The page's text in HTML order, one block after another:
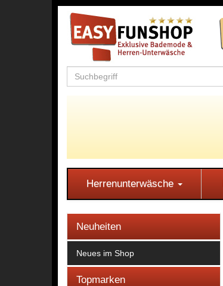
Herrenunterwäsche
Neuheiten
Neues im Shop
Topmarken